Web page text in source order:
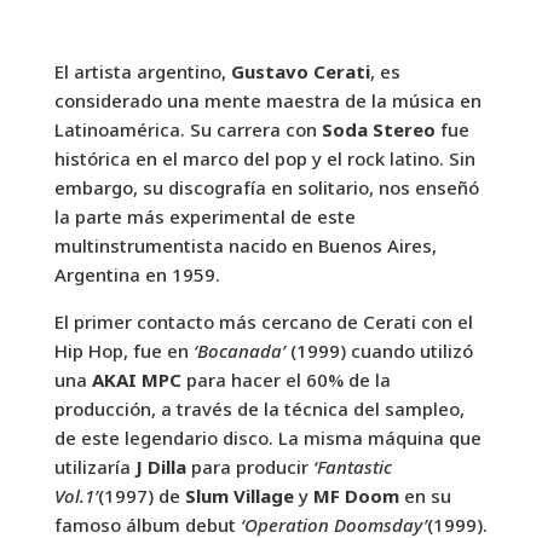
El artista argentino, Gustavo Cerati, es
considerado una mente maestra de la música en
Latinoamérica. Su carrera con Soda Stereo fue
histórica en el marco del pop y el rock latino. Sin
embargo, su discografía en solitario, nos enseñó
la parte más experimental de este
multinstrumentista nacido en Buenos Aires,
Argentina en 1959.
El primer contacto más cercano de Cerati con el
Hip Hop, fue en ‘Bocanada’(1999) cuando utilizó
una AKAI MPCpara hacer el 60% de la
producción, a través de la técnica del sampleo,
de este legendario disco. La misma máquina que
utilizaría J Dillapara producir ‘Fantastic
Vol.1’(1997) de Slum Village yMF Doomen su
famoso álbum debut ‘Operation Doomsday’(1999).